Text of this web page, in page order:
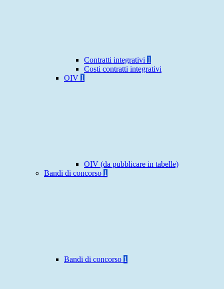
Contratti integrativi 1
Costi contratti integrativi
OIV 1
OIV (da pubblicare in tabelle)
Bandi di concorso 1
Bandi di concorso 1